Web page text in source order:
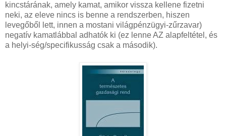
kincstárának, amely kamat, amikor vissza kellene fizetni
neki, az eleve nincs is benne a rendszerben, hiszen
levegőből lett, innen a mostani világpénzügyi-zűrzavar)
negatív kamatlábbal adhatók ki (ez lenne AZ alapfeltétel, és
a helyi-ség/specifikusság csak a második).